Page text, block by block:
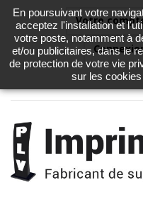
Votre
En poursuivant votre
acceptez l'installation et
votre poste, notamment à
et/ou publicitaires, dans le
de protection de votre vie
sur les cookies